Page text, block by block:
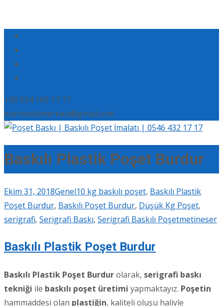
+90 554 165 17 17
eserbaskimerkezi@gmail.com
Baskılı Plastik Poşet Burdur
Ekim 31, 2018Genel10 kg baskılı poşet, Baskılı Plastik
Poşet Burdur, Baskılı Poşet Burdur, Düşük Kg Poşet,
serigrafi, Serigrafi Baskı, Serigrafi Baskılı Poşetmetineser
Baskılı Plastik Poşet Burdur
Baskılı Plastik Poşet Burdurolarak, serigrafi baskı
tekniği ile baskılı poşet üretimi yapmaktayız. Poşetin
hammaddesi olan plastiğin, kaliteli oluşu haliyle